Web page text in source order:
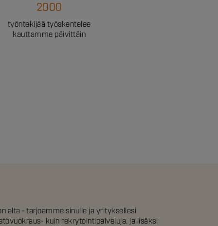
2000
työntekijää työskentelee
kauttamme päivittäin
alta – tarjoamme sinulle ja yrityksellesi
kuin rekrytointipalveluja, ja lisäksi